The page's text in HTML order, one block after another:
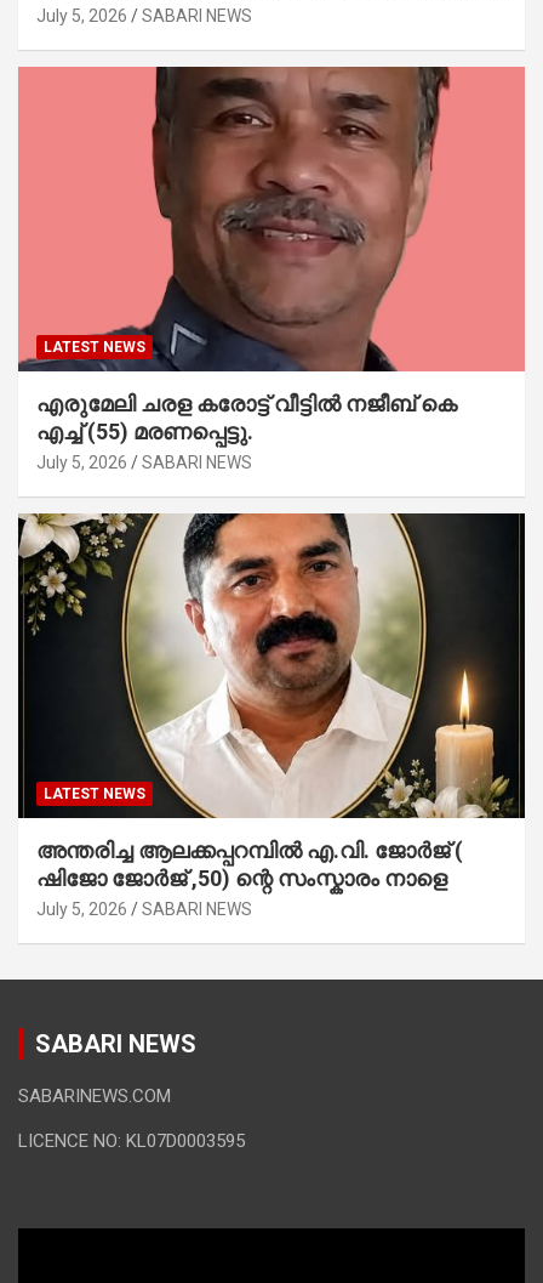
July 5, 2026 SABARI NEWS
LATEST NEWS
എരുമേലി ചരള കരോട്ട് വീട്ടിൽ നജീബ് കെ
എച്ച് (55) മരണപ്പെട്ടു.
July 5, 2026 SABARI NEWS
LATEST NEWS
അന്തരിച്ച ആ​ല​ക്ക​പ്പ​റമ്പിൽ​ എ.​വി. ജോ​ർ​ജ് (
ഷിജോ ജോർജ് ,50) ന്റെ സംസ്കാരം നാളെ
July 5, 2026 SABARI NEWS
SABARI NEWS
SABARINEWS.COM
LICENCE NO: KL07D0003595